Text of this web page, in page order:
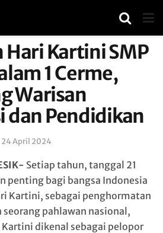
Kartini SMP
1 Cerme,
Warisan
dan Pendidikan
24 April 2024
Setiap tahun, tanggal 21
penting bagi bangsa Indonesia
Kartini, sebagai penghormatan
pahlawan nasional,
dikenal sebagai pelopor